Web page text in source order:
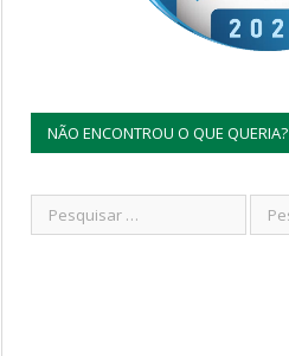
NÃO ENCONTROU O QUE QUERIA?